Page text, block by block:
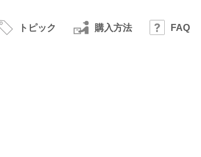
トピック 購入方法 FAQ